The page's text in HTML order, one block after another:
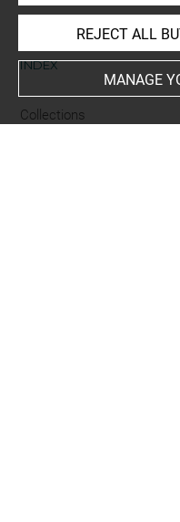
INDEX
Collections
REJECT ALL
MANAGE